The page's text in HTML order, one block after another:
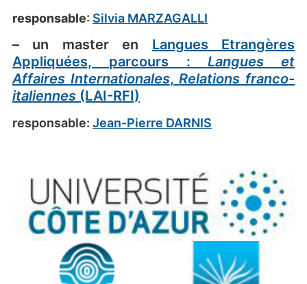
responsable: Silvia MARZAGALLI
– un master en Langues Etrangères
Appliquées, parcours : Langues et
Affaires Internationales,Relations franco-
italiennes (LAI-RFI)
responsable: Jean-Pierre DARNIS